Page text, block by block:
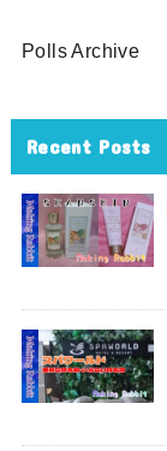
Polls Archive
Recent Posts